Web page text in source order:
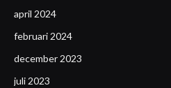
april 2024
februari 2024
december 2023
juli 2023